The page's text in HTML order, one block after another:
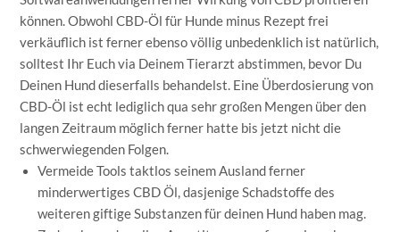
können. Obwohl CBD-Öl für Hunde minus Rezept frei
verkäuflich ist ferner ebenso völlig unbedenklich ist natürlich,
solltest Ihr Euch via Deinem Tierarzt abstimmen, bevor Du
Deinen Hund dieserfalls behandelst. Eine Überdosierung von
CBD-Öl ist echt lediglich qua sehr großen Mengen über den
langen Zeitraum möglich ferner hatte bis jetzt nicht die
schwerwiegenden Folgen.
Vermeide Tools taktlos seinem Ausland ferner
minderwertiges CBD Öl, dasjenige Schadstoffe des
weiteren giftige Substanzen für deinen Hund haben mag.